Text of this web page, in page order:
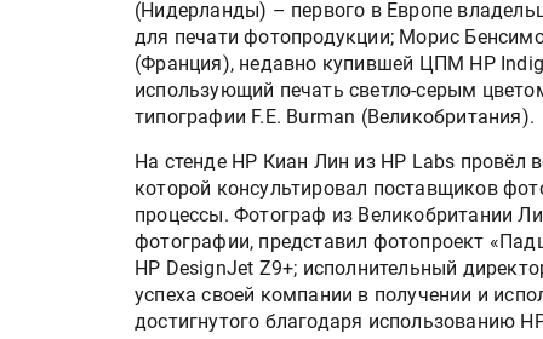
(Нидерланды) – первого в Европе
для печати фотопродукции; Морис
(Франция), недавно купившей ЦПМ HP
использующий печать светло-серым
типографии F.E. Burman (Великобритания).
На стенде HP Киан Лин из HP Labs
которой консультировал поставщиков
процессы. Фотограф из Великобритании
фотографии, представил фотопроект
HP DesignJet Z9+; исполнительный
успеха своей компании в получении и
достигнутого благодаря использованию